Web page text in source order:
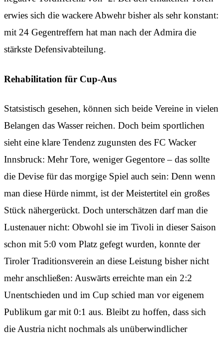
erwies sich die wackere Abwehr bisher als sehr konstant:
mit 24 Gegentreffern hat man nach der Admira die
stärkste Defensivabteilung.
Rehabilitation für Cup-Aus
Statsistisch gesehen, können sich beide Vereine in vielen
Belangen das Wasser reichen. Doch beim sportlichen
sieht eine klare Tendenz zugunsten des FC Wacker
Innsbruck: Mehr Tore, weniger Gegentore – das sollte
die Devise für das morgige Spiel auch sein: Denn wenn
man diese Hürde nimmt, ist der Meistertitel ein großes
Stück nähergerückt. Doch unterschätzen darf man die
Lustenauer nicht: Obwohl sie im Tivoli in dieser Saison
schon mit 5:0 vom Platz gefegt wurden, konnte der
Tiroler Traditionsverein an diese Leistung bisher nicht
mehr anschließen: Auswärts erreichte man ein 2:2
Unentschieden und im Cup schied man vor eigenem
Publikum gar mit 0:1 aus. Bleibt zu hoffen, dass sich
die Austria nicht nochmals als unüberwindlicher